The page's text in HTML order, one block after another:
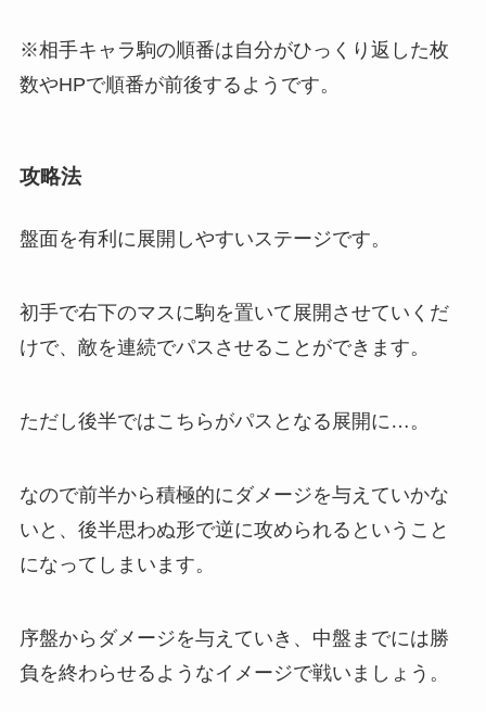
※相手キャラ駒の順番は自分がひっくり返した枚
数やHPで順番が前後するようです。
攻略法
盤面を有利に展開しやすいステージです。
初手で右下のマスに駒を置いて展開させていくだ
けで、敵を連続でパスさせることができます。
ただし後半ではこちらがパスとなる展開に…。
なので前半から積極的にダメージを与えていかな
いと、後半思わぬ形で逆に攻められるということ
になってしまいます。
序盤からダメージを与えていき、中盤までには勝
負を終わらせるようなイメージで戦いましょう。